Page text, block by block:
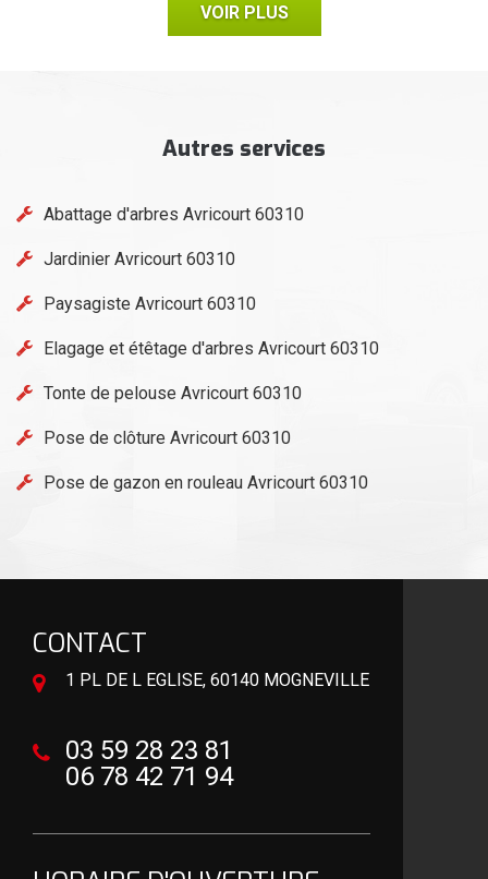
VOIR PLUS
Autres services
Abattage d'arbres Avricourt 60310
Jardinier Avricourt 60310
Paysagiste Avricourt 60310
Elagage et étêtage d'arbres Avricourt 60310
Tonte de pelouse Avricourt 60310
Pose de clôture Avricourt 60310
Pose de gazon en rouleau Avricourt 60310
CONTACT
1 PL DE L EGLISE, 60140 MOGNEVILLE
03 59 28 23 81
06 78 42 71 94